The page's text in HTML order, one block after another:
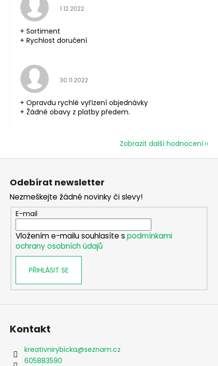
Hodnocení obchodu je 5 z 5 hvězdiček.
1.12.2022
+ Sortiment
+ Rychlost doručení
Hodnocení obchodu je 5 z 5 hvězdiček.
30.11.2022
+ Opravdu rychlé vyřízení objednávky
+ Žádné obavy z platby předem.
Zobrazit další hodnocení
Z
Odebírat newsletter
Nezmeškejte žádné novinky či slevy!
E-mail
Vložením e-mailu souhlasíte s podmínkami
ochrany osobních údajů
PŘIHLÁSIT SE
Kontakt
kreativnirybicka@seznam.cz
605883590